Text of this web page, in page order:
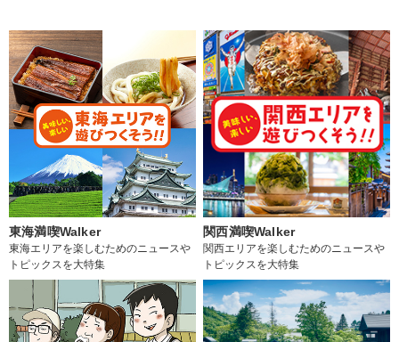
東海満喫Walker
東海エリアを楽しむためのニュースや
トピックスを大特集
関西満喫Walker
関西エリアを楽しむためのニュースや
トピックスを大特集